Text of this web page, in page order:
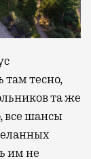
там тесно,
та же
все шансы
им не